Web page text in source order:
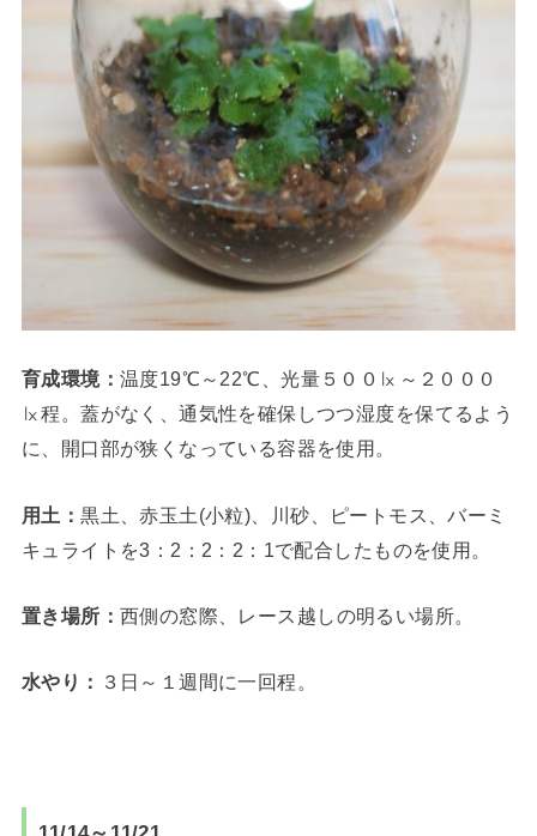
育成環境： 温度19℃～22℃、光量５００㏓～２０００
㏓程。蓋がなく、通気性を確保しつつ湿度を保てるよう
に、開口部が狭くなっている容器を使用。
用土：黒土、赤玉土(小粒)、川砂、ピートモス、バーミ
キュライトを3：2：2：2：1で配合したものを使用。
置き場所： 西側の窓際、レース越しの明るい場所。
水やり： ３日～１週間に一回程。